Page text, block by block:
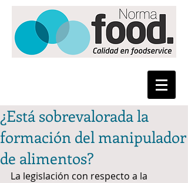
¿Está sobrevalorada la
formación del manipulador
de alimentos?
La legislación con respecto a la